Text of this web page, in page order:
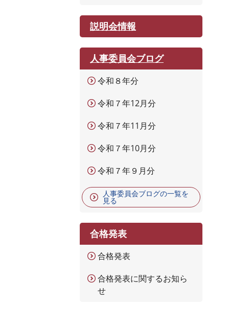
説明会情報
人事委員会ブログ
令和８年分
令和７年12月分
令和７年11月分
令和７年10月分
令和７年９月分
人事委員会ブログの一覧を
見る
合格発表
合格発表
合格発表に関するお知ら
せ